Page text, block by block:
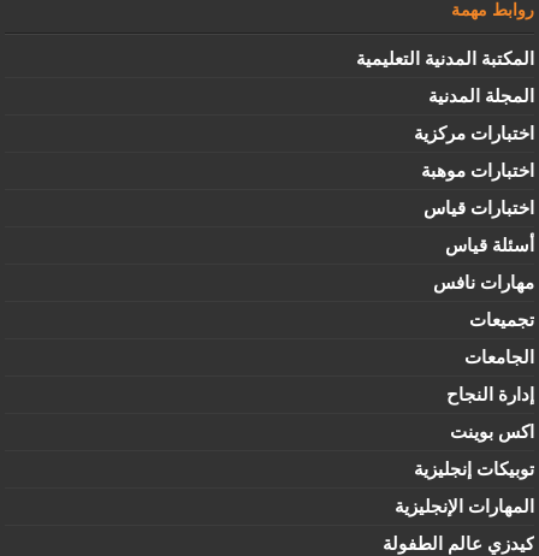
روابط مهمة
المكتبة المدنية التعليمية
المجلة المدنية
اختبارات مركزية
اختبارات موهبة
اختبارات قياس
أسئلة قياس
مهارات نافس
تجميعات
الجامعات
إدارة النجاح
اكس بوينت
توبيكات إنجليزية
المهارات الإنجليزية
كيدزي عالم الطفولة